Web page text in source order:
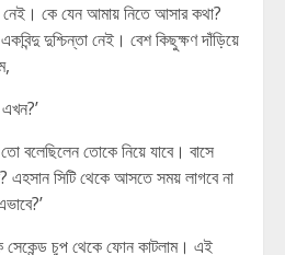
কে যেন আমায় নিতে আসার কথা?
দুশ্চিন্তা নেই। বেশ কিছুক্ষণ দাঁড়িয়ে
বলেছিলেন তোকে নিয়ে যাবে। বাসে
এহসান সিটি থেকে আসতে সময় লাগবে না
চুপ থেকে ফোন কাটলাম। এই